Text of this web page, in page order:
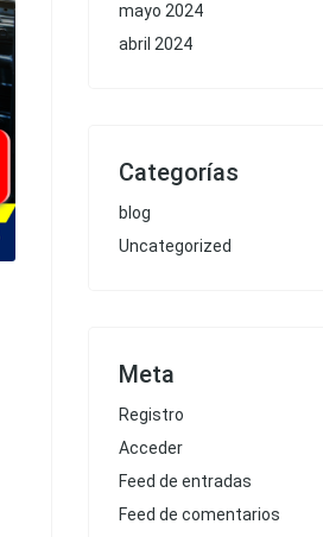
mayo 2024
abril 2024
Categorías
blog
Uncategorized
Meta
Registro
Acceder
Feed de entradas
Feed de comentarios